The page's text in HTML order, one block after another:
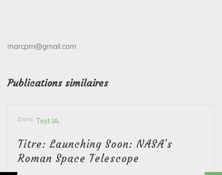
marcpm@gmail.com
Publications similaires
Dans Test IA
Titre: Launching Soon: NASA’s
Roman Space Telescope